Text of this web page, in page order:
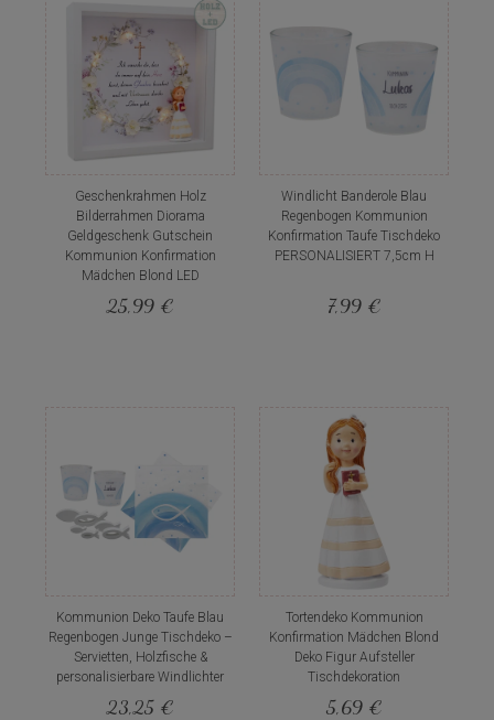
Geschenkrahmen Holz
Bilderrahmen Diorama
Geldgeschenk Gutschein
Kommunion Konfirmation
Mädchen Blond LED
25,99 €
Windlicht Banderole Blau
Regenbogen Kommunion
Konfirmation Taufe Tischdeko
PERSONALISIERT 7,5cm H
7,99 €
Kommunion Deko Taufe Blau
Regenbogen Junge Tischdeko –
Servietten, Holzfische &
personalisierbare Windlichter
23,25 €
Tortendeko Kommunion
Konfirmation Mädchen Blond
Deko Figur Aufsteller
Tischdekoration
5,69 €